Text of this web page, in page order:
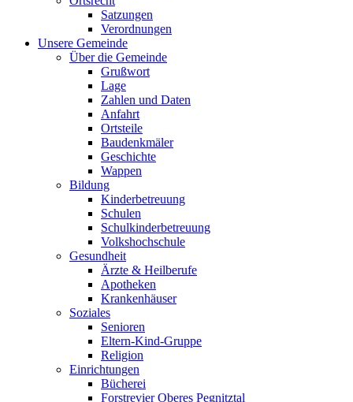
Satzungen
Verordnungen
Unsere Gemeinde
Über die Gemeinde
Grußwort
Lage
Zahlen und Daten
Anfahrt
Ortsteile
Baudenkmäler
Geschichte
Wappen
Bildung
Kinderbetreuung
Schulen
Schulkinderbetreuung
Volkshochschule
Gesundheit
Ärzte & Heilberufe
Apotheken
Krankenhäuser
Soziales
Senioren
Eltern-Kind-Gruppe
Religion
Einrichtungen
Bücherei
Forstrevier Oberes Pegnitztal